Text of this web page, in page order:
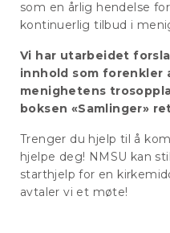
som en årlig hendelse
kontinuerlig tilbud i
Vi har utarbeidet
innhold som forenkler
menighetens
boksen «Samlinger»
Trenger du hjelp til å
hjelpe deg! NMSU kan
starthjelp for en
avtaler vi et møte!